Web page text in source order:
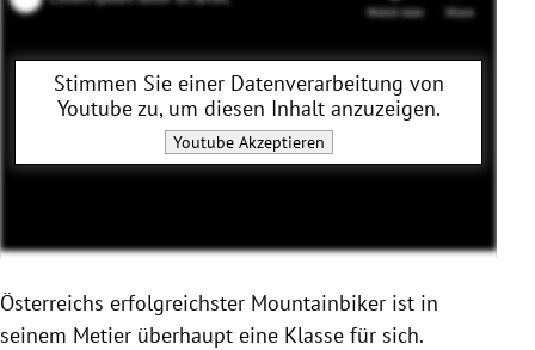
Stimmen Sie einer Datenverarbeitung von
Youtubezu, um diesen Inhalt anzuzeigen.
YoutubeAkzeptieren
Österreichs erfolgreichster Mountainbiker ist in
seinem Metier überhaupt eine Klasse für sich.